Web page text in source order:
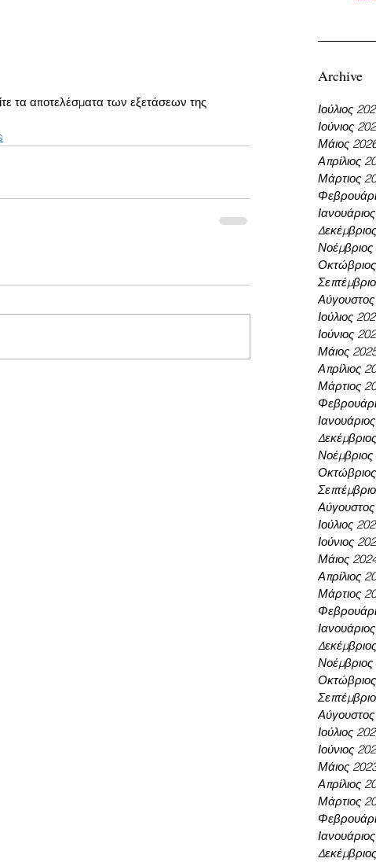
Archive
Ιούλιος
Ιούνιος
Μάιος
Απρίλιος
Μάρτιος
Ιούλιος
Ιούνιος
Μάιος
Απρίλιος
Μάρτιος
Ιούλιος
Ιούνιος
Μάιος
Απρίλιος
Μάρτιος
Ιούλιος
Ιούνιος
Μάιος
Απρίλιος
Μάρτιος
τα αποτελέσματα των εξετάσεων της